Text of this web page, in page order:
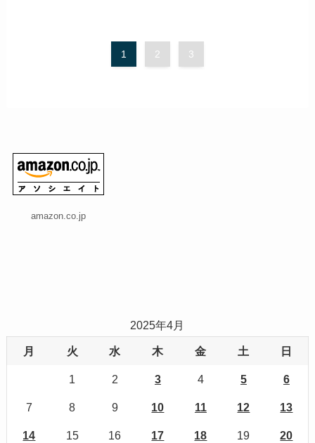
1 2 3
amazon.co.jp
2025年4月
月 火 水 木 金 土 日
1 2 3 4 5 6
7 8 9 10 11 12 13
14 15 16 17 18 19 20